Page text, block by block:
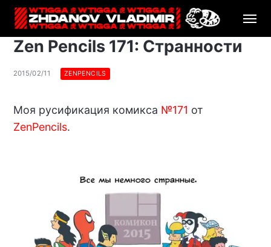
Zen Pencils 171: Странности
2015/02/11 ZENPENCILS
Моя русификация комикса №171 от
ZenPencils.